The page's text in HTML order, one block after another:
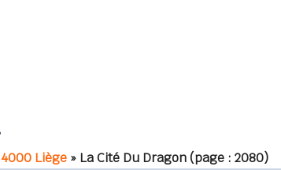
4000 Liège » La Cité Du Dragon(page : 2080)